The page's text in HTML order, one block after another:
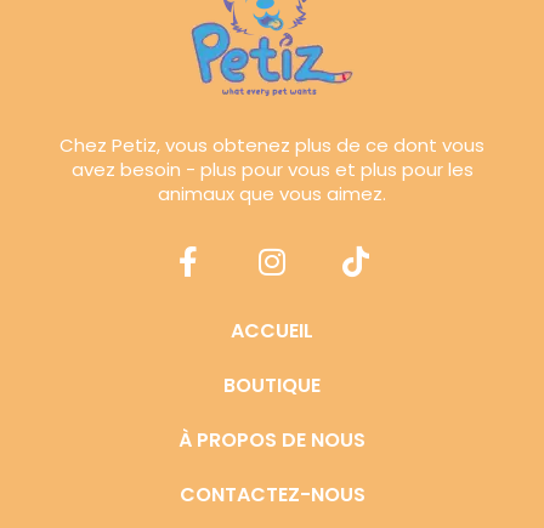
Chez Petiz, vous obtenez plus de ce dont vous
avez besoin - plus pour vous et plus pour les
animaux que vous aimez.
ACCUEIL
BOUTIQUE
À PROPOS DE NOUS
CONTACTEZ-NOUS